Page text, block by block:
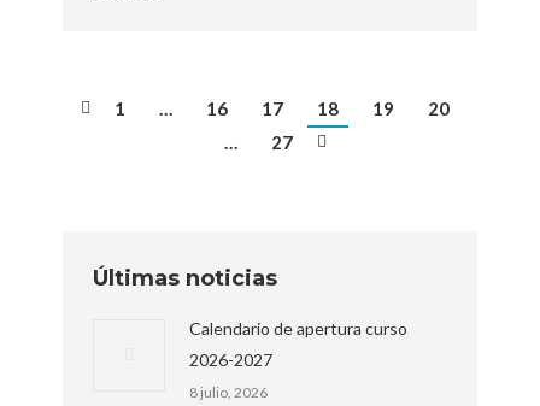
1 16 17 18 19
20
27
Últimas noticias
Calendario de apertura curso
2026-2027
8 julio, 2026